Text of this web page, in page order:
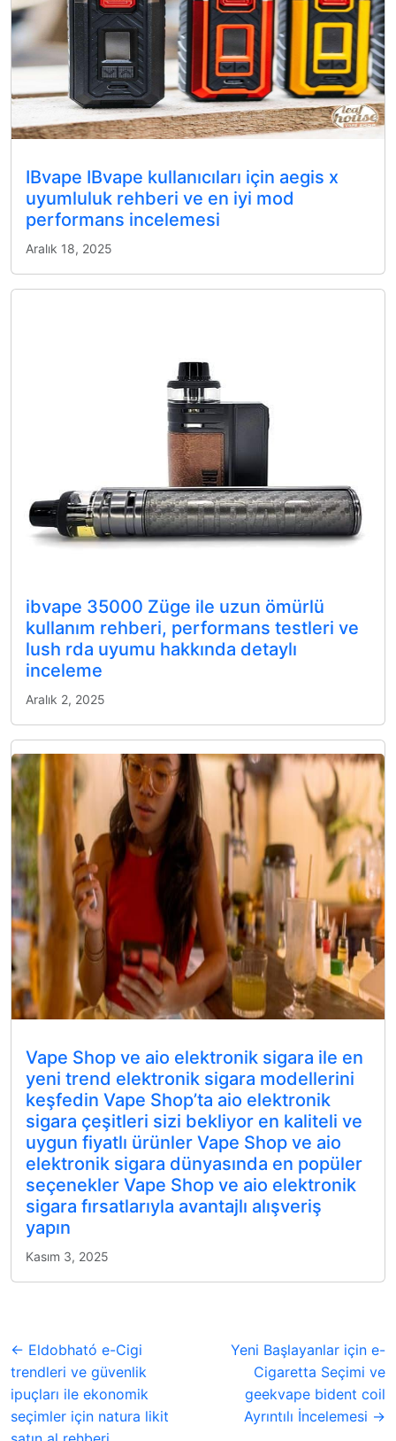
IBvape IBvape kullanıcıları için aegis x
uyumluluk rehberi ve en iyi mod
performans incelemesi
Aralık 18, 2025
ibvape 35000 Züge ile uzun ömürlü
kullanım rehberi, performans testleri ve
lush rda uyumu hakkında detaylı
inceleme
Aralık 2, 2025
Vape Shop ve aio elektronik sigara ile en
yeni trend elektronik sigara modellerini
keşfedin Vape Shop’ta aio elektronik
sigara çeşitleri sizi bekliyor en kaliteli ve
uygun fiyatlı ürünler Vape Shop ve aio
elektronik sigara dünyasında en popüler
seçenekler Vape Shop ve aio elektronik
sigara fırsatlarıyla avantajlı alışveriş
yapın
Kasım 3, 2025
← Eldobható e-Cigi
trendleri ve güvenlik
ipuçları ile ekonomik
seçimler için natura likit
Yeni Başlayanlar için e-
Cigaretta Seçimi ve
geekvape bident coil
Ayrıntılı İncelemesi →